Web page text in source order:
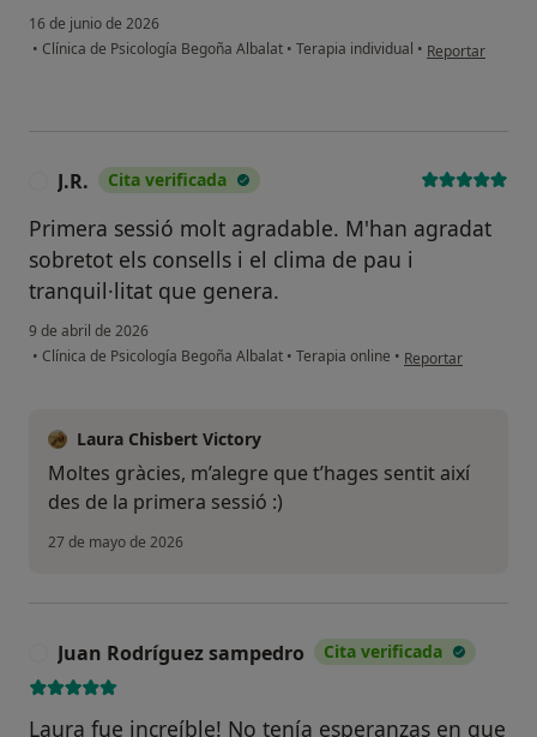
16 de junio de 2026
• Clínica de Psicología Begoña Albalat • Terapia individual • en opinión del
Reportar
J.R. Cita verificada
Primera sessió molt agradable. M'han agradat
sobretot els consells i el clima de pau i
tranquil·litat que genera.
9 de abril de 2026
• Clínica de Psicología Begoña Albalat • Terapia online • en opinión del
Reportar
Laura Chisbert Victory
Moltes gràcies, m’alegre que t’hages sentit així
des de la primera sessió :)
27 de mayo de 2026
Juan Rodríguez sampedro Cita verificada
Laura fue increíble! No tenía esperanzas en que